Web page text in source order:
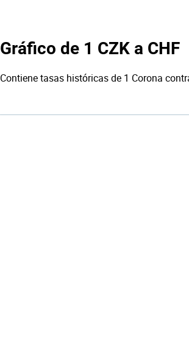
Gráfico de 1 CZK a CHF
Contiene tasas históricas de 1 Corona